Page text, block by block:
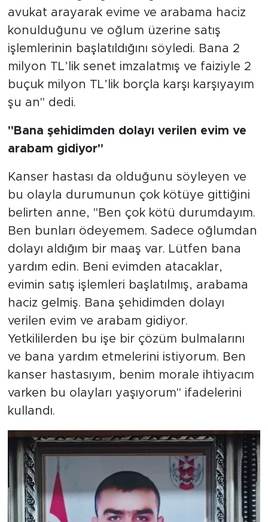
avukat arayarak evime ve arabama haciz
konulduğunu ve oğlum üzerine satış
işlemlerinin başlatıldığını söyledi. Bana 2
milyon TL’lik senet imzalatmış ve faiziyle 2
buçuk milyon TL’lik borçla karşı karşıyayım
şu an" dedi.
"Bana şehidimden dolayı verilen evim ve
arabam gidiyor"
Kanser hastası da olduğunu söyleyen ve
bu olayla durumunun çok kötüye gittiğini
belirten anne, "Ben çok kötü durumdayım.
Ben bunları ödeyemem. Sadece oğlumdan
dolayı aldığım bir maaş var. Lütfen bana
yardım edin. Beni evimden atacaklar,
evimin satış işlemleri başlatılmış, arabama
haciz gelmiş. Bana şehidimden dolayı
verilen evim ve arabam gidiyor.
Yetkililerden bu işe bir çözüm bulmalarını
ve bana yardım etmelerini istiyorum. Ben
kanser hastasıyım, benim morale ihtiyacım
varken bu olayları yaşıyorum" ifadelerini
kullandı.